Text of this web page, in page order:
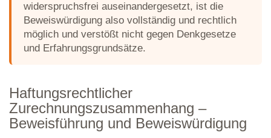
widerspruchsfrei auseinandergesetzt, ist die
Beweiswürdigung also vollständig und rechtlich
möglich und verstößt nicht gegen Denkgesetze
und Erfahrungsgrundsätze.
Haftungsrechtlicher
Zurechnungszusammenhang –
Beweisführung und Beweiswürdigung